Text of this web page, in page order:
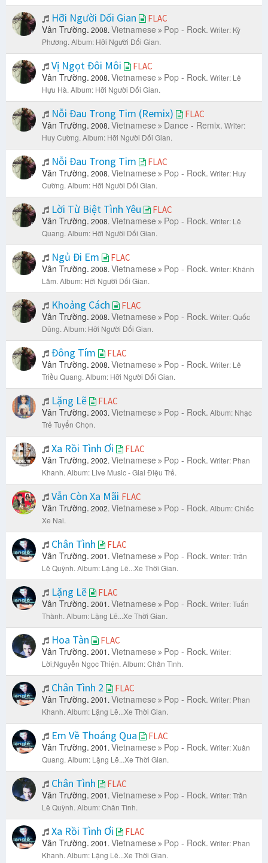
Hỡi Người Dối Gian FLAC
Vân Trường. 2008. Vietnamese Pop - Rock. Writer: Kỳ
Phương. Album: Hỡi Người Dối Gian.
Vị Ngọt Đôi Môi FLAC
Vân Trường. 2008. Vietnamese Pop - Rock. Writer: Lê
Hựu Hà. Album: Hỡi Người Dối Gian.
Nỗi Đau Trong Tim (Remix) FLAC
Vân Trường. 2008. Vietnamese Dance - Remix. Writer:
Huy Cường. Album: Hỡi Người Dối Gian.
Nỗi Đau Trong Tim FLAC
Vân Trường. 2008. Vietnamese Pop - Rock. Writer: Huy
Cường. Album: Hỡi Người Dối Gian.
Lời Từ Biệt Tình Yêu FLAC
Vân Trường. 2008. Vietnamese Pop - Rock. Writer: Lê
Quang. Album: Hỡi Người Dối Gian.
Ngủ Đi Em FLAC
Vân Trường. 2008. Vietnamese Pop - Rock. Writer: Khánh
Lâm. Album: Hỡi Người Dối Gian.
Khoảng Cách FLAC
Vân Trường. 2008. Vietnamese Pop - Rock. Writer: Quốc
Dũng. Album: Hỡi Người Dối Gian.
Đông Tím FLAC
Vân Trường. 2008. Vietnamese Pop - Rock. Writer: Lê
Triều Quang. Album: Hỡi Người Dối Gian.
Lặng Lẽ FLAC
Vân Trường. 2003. Vietnamese Pop - Rock. Album: Nhạc
Trẻ Tuyển Chọn.
Xa Rồi Tình Ơi FLAC
Vân Trường. 2002. Vietnamese Pop - Rock. Writer: Phan
Khanh. Album: Live Music - Giai Điệu Trẻ.
Vẫn Còn Xa Mãi FLAC
Vân Trường. 2002. Vietnamese Pop - Rock. Album: Chiếc
Xe Nai.
Chân Tình FLAC
Vân Trường. 2001. Vietnamese Pop - Rock. Writer: Trần
Lê Quỳnh. Album: Lặng Lẽ...Xe Thời Gian.
Lặng Lẽ FLAC
Vân Trường. 2001. Vietnamese Pop - Rock. Writer: Tuấn
Thành. Album: Lặng Lẽ...Xe Thời Gian.
Hoa Tàn FLAC
Vân Trường. 2001. Vietnamese Pop - Rock. Writer:
Lời;Nguyễn Ngọc Thiện. Album: Chân Tình.
Chân Tình 2 FLAC
Vân Trường. 2001. Vietnamese Pop - Rock. Writer: Phan
Khanh. Album: Lặng Lẽ...Xe Thời Gian.
Em Về Thoáng Qua FLAC
Vân Trường. 2001. Vietnamese Pop - Rock. Writer: Xuân
Quang. Album: Lặng Lẽ...Xe Thời Gian.
Chân Tình FLAC
Vân Trường. 2001. Vietnamese Pop - Rock. Writer: Trần
Lê Quỳnh. Album: Chân Tình.
Xa Rồi Tình Ơi FLAC
Vân Trường. 2001. Vietnamese Pop - Rock. Writer: Phan
Khanh. Album: Lặng Lẽ...Xe Thời Gian.